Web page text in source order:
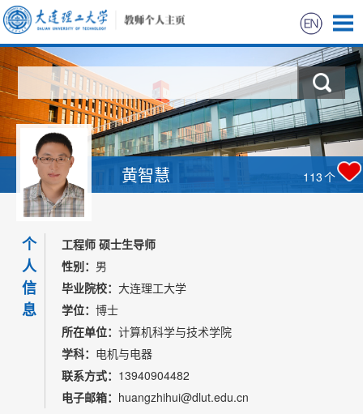
首页
科学研究
教学研究
获奖信息
招生信息
学生信息
我的相册
教师博客
黄智慧 113个
个
人
信
息
工程师 硕士生导师
性别： 男
毕业院校： 大连理工大学
学位： 博士
所在单位： 计算机科学与技术学院
学科： 电机与电器
联系方式： 13940904482
电子邮箱： huangzhihui@dlut.edu.cn